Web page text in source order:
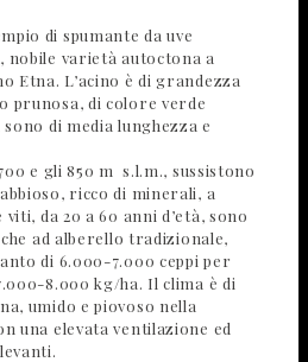
di spumante da uve
varietà autoctona a
Etna. L’acino è di grandezza
prunosa, di colore verde
di media lunghezza e
e gli 850 m s.l.m., sussistono
ricco di minerali, a
da 20 a 60 anni d’età, sono
ad alberello tradizionale,
di 6.000-7.000 ceppi per
8.000 kg/ha. Il clima è di
umido e piovoso nella
una elevata ventilazione ed